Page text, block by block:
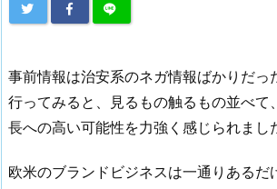
事前情報は治安系のネガ情報ばかりだっ
行ってみると、見るもの触るもの並べて
長への高い可能性を力強く感じられまし
欧米のブランドビジネスは一通りあるだ